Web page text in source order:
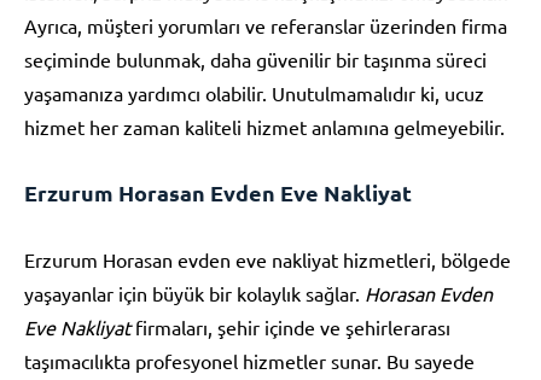
Ayrıca, müşteri yorumları ve referanslar üzerinden firma
seçiminde bulunmak, daha güvenilir bir taşınma süreci
yaşamanıza yardımcı olabilir. Unutulmamalıdır ki, ucuz
hizmet her zaman kaliteli hizmet anlamına gelmeyebilir.
Erzurum Horasan Evden Eve Nakliyat
Erzurum Horasan evden eve nakliyat hizmetleri, bölgede
yaşayanlar için büyük bir kolaylık sağlar. Horasan Evden
Eve Nakliyatfirmaları, şehir içinde ve şehirlerarası
taşımacılıkta profesyonel hizmetler sunar. Bu sayede